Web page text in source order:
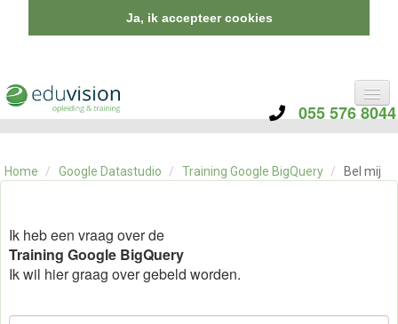
Ja, ik accepteer cookies
055 576 8044
CATEGORIE
OVER ONS
Home / Google Datastudio / Training Google BigQuery / Bel mij
Ik heb een vraag over de
Training Google BigQuery
Ik wil hier graag over gebeld worden.